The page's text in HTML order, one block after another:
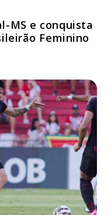
MS e conquista
Feminino